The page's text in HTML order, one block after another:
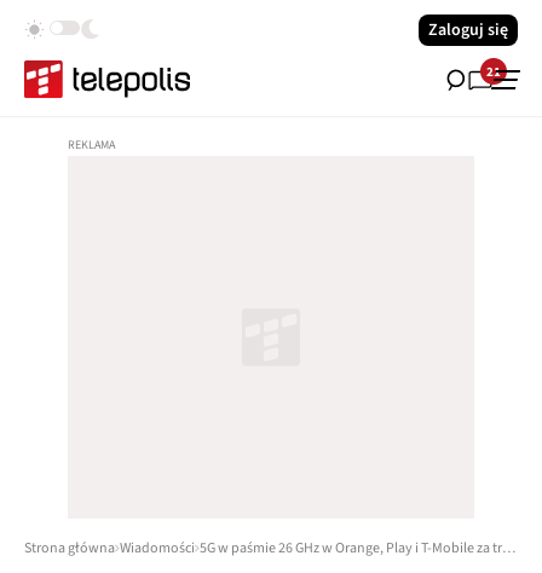
Zaloguj się
21
Strona główna Wiadomości 5G w paśmie 26 GHz w Orange, Play i T-Mobile za trzy lata. Plus milczy